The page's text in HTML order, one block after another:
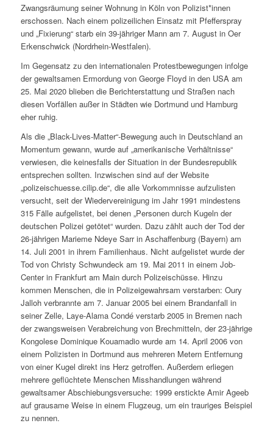
Zwangsräumung seiner Wohnung in Köln von Polizist*innen
erschossen. Nach einem polizeilichen Einsatz mit Pfefferspray
und „Fixierung“ starb ein 39-jähriger Mann am 7. August in Oer
Erkenschwick (Nordrhein-Westfalen).
Im Gegensatz zu den internationalen Protestbewegungen infolge
der gewaltsamen Ermordung von George Floyd in den USA am
25. Mai 2020 blieben die Berichterstattung und Straßen nach
diesen Vorfällen außer in Städten wie Dortmund und Hamburg
eher ruhig.
Als die „Black-Lives-Matter“-Bewegung auch in Deutschland an
Momentum gewann, wurde auf „amerikanische Verhältnisse“
verwiesen, die keinesfalls der Situation in der Bundesrepublik
entsprechen sollten. Inzwischen sind auf der Website
„polizeischuesse.cilip.de“, die alle Vorkommnisse aufzulisten
versucht, seit der Wiedervereinigung im Jahr 1991 mindestens
315 Fälle aufgelistet, bei denen „Personen durch Kugeln der
deutschen Polizei getötet“ wurden. Dazu zählt auch der Tod der
26-jährigen Marieme Ndeye Sarr in Aschaffenburg (Bayern) am
14. Juli 2001 in ihrem Familienhaus. Nicht aufgelistet wurde der
Tod von Christy Schwundeck am 19. Mai 2011 in einem Job-
Center in Frankfurt am Main durch Polizeischüsse. Hinzu
kommen Menschen, die in Polizeigewahrsam verstarben: Oury
Jalloh verbrannte am 7. Januar 2005 bei einem Brandanfall in
seiner Zelle, Laye-Alama Condé verstarb 2005 in Bremen nach
der zwangsweisen Verabreichung von Brechmitteln, der 23-jährige
Kongolese Dominique Kouamadio wurde am 14. April 2006 von
einem Polizisten in Dortmund aus mehreren Metern Entfernung
von einer Kugel direkt ins Herz getroffen. Außerdem erliegen
mehrere geflüchtete Menschen Misshandlungen während
gewaltsamer Abschiebungsversuche: 1999 erstickte Amir Ageeb
auf grausame Weise in einem Flugzeug, um ein trauriges Beispiel
zu nennen.